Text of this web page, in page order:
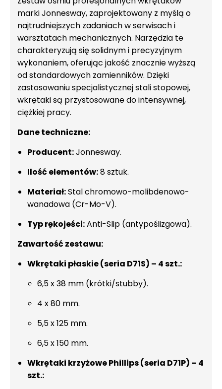
marki Jonnesway, zaprojektowany z myślą o
najtrudniejszych zadaniach w serwisach i
warsztatach mechanicznych. Narzędzia te
charakteryzują się solidnym i precyzyjnym
wykonaniem, oferując jakość znacznie wyższą
od standardowych zamienników. Dzięki
zastosowaniu specjalistycznej stali stopowej,
wkrętaki są przystosowane do intensywnej,
ciężkiej pracy.
Dane techniczne:
Producent:Jonnesway.
Ilość elementów:8 sztuk.
Materiał:Stal chromowo-molibdenowo-
wanadowa (Cr-Mo-V).
Typ rękojeści:Anti-Slip (antypoślizgowa).
Zawartość zestawu:
Wkrętaki płaskie (seria D71S) – 4 szt.:
6,5 x 38 mm (krótki/stubby).
4 x 80 mm.
5,5 x 125 mm.
6,5 x 150 mm.
Wkrętaki krzyżowe Phillips (seria D71P) – 4
szt.: